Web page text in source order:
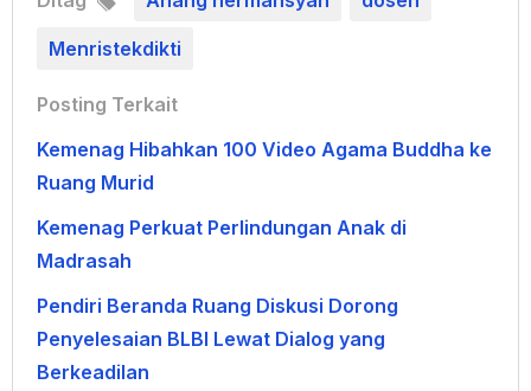
Menristekdikti
Posting Terkait
Kemenag Hibahkan 100 Video Agama Buddha ke
Ruang Murid
Kemenag Perkuat Perlindungan Anak di
Madrasah
Pendiri Beranda Ruang Diskusi Dorong
Penyelesaian BLBI Lewat Dialog yang
Berkeadilan